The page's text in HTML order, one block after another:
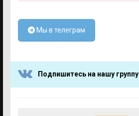
Мы в телеграм
Подпишитесь на нашу группу